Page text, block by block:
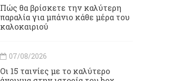
Πώς θα βρίσκετε την καλύτερη
παραλία για μπάνιο κάθε μέρα του
καλοκαιριού
07/08/2026
Οι 15 ταινίες με το καλύτερο